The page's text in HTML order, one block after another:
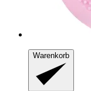
Warenkorb